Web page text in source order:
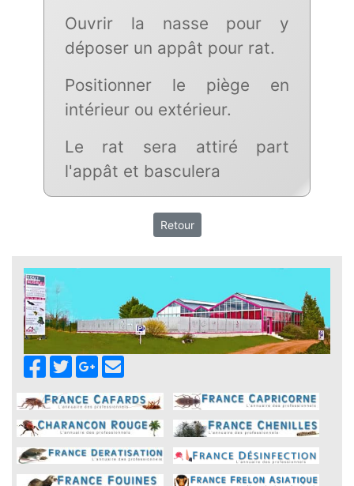
Ouvrir la nasse pour y
déposer un appât pour rat.
Positionner le piège en
intérieur ou extérieur.
Le rat sera attiré part
l'appât et basculera
Retour